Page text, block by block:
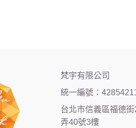
梵宇有限公司
統一編號：
台北市信義區福德
弄40號3樓